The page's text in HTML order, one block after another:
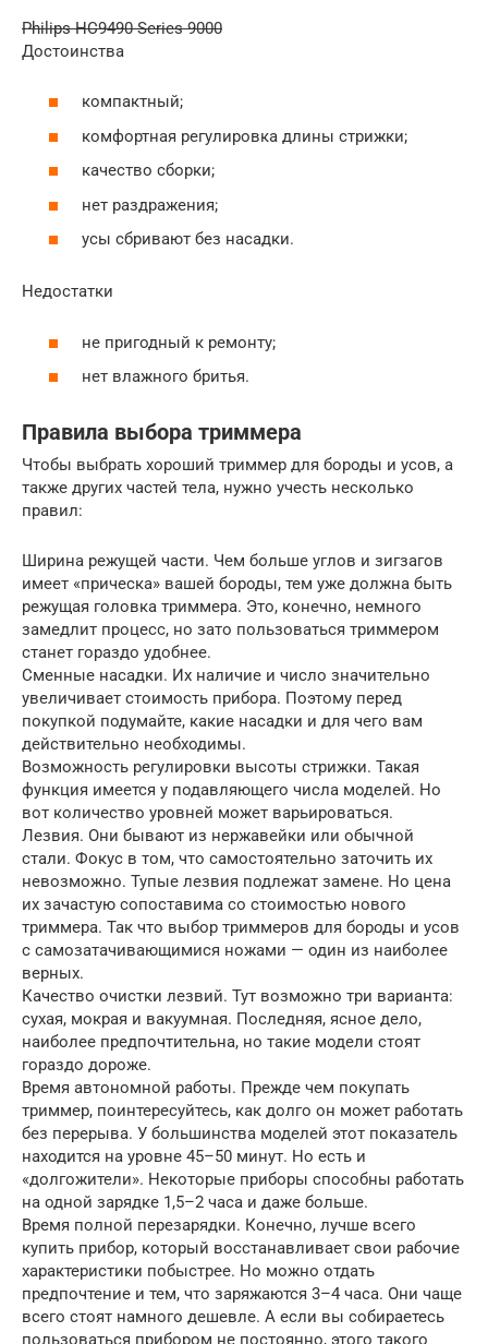
Philips HC9490 Series 9000
Достоинства
компактный;
комфортная регулировка длины стрижки;
качество сборки;
нет раздражения;
усы сбривают без насадки.
Недостатки
не пригодный к ремонту;
нет влажного бритья.
Правила выбора триммера
Чтобы выбрать хороший триммер для бороды и усов, а
также других частей тела, нужно учесть несколько
правил:
Ширина режущей части. Чем больше углов и зигзагов
имеет «прическа» вашей бороды, тем уже должна быть
режущая головка триммера. Это, конечно, немного
замедлит процесс, но зато пользоваться триммером
станет гораздо удобнее.
Сменные насадки. Их наличие и число значительно
увеличивает стоимость прибора. Поэтому перед
покупкой подумайте, какие насадки и для чего вам
действительно необходимы.
Возможность регулировки высоты стрижки. Такая
функция имеется у подавляющего числа моделей. Но
вот количество уровней может варьироваться.
Лезвия. Они бывают из нержавейки или обычной
стали. Фокус в том, что самостоятельно заточить их
невозможно. Тупые лезвия подлежат замене. Но цена
их зачастую сопоставима со стоимостью нового
триммера. Так что выбор триммеров для бороды и усов
с самозатачивающимися ножами — один из наиболее
верных.
Качество очистки лезвий. Тут возможно три варианта:
сухая, мокрая и вакуумная. Последняя, ясное дело,
наиболее предпочтительна, но такие модели стоят
гораздо дороже.
Время автономной работы. Прежде чем покупать
триммер, поинтересуйтесь, как долго он может работать
без перерыва. У большинства моделей этот показатель
находится на уровне 45–50 минут. Но есть и
«долгожители». Некоторые приборы способны работать
на одной зарядке 1,5–2 часа и даже больше.
Время полной перезарядки. Конечно, лучше всего
купить прибор, который восстанавливает свои рабочие
характеристики побыстрее. Но можно отдать
предпочтение и тем, что заряжаются 3–4 часа. Они чаще
всего стоят намного дешевле. А если вы собираетесь
пользоваться прибором не постоянно, этого такого